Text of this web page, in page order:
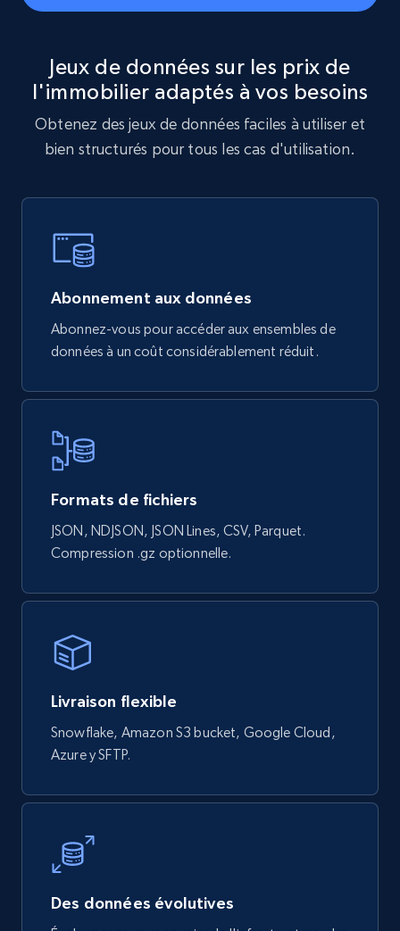
Jeux de données sur les prix de
l'immobilier adaptés à vos besoins
Obtenez des jeux de données faciles à utiliser et
bien structurés pour tous les cas d'utilisation.
Abonnement aux données
Abonnez-vous pour accéder aux ensembles de
données à un coût considérablement réduit.
Formats de fichiers
JSON, NDJSON, JSON Lines, CSV, Parquet.
Compression .gz optionnelle.
Livraison flexible
Snowflake, Amazon S3 bucket, Google Cloud,
Azure y SFTP.
Des données évolutives